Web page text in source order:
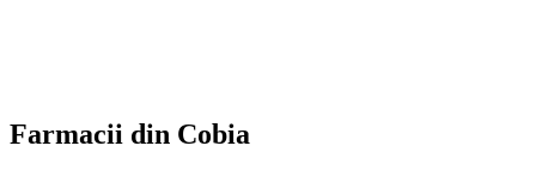
Farmacii din Cobia